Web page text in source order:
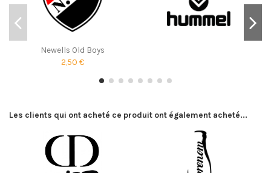
Newells Old Boys
2,50 €
Les clients qui ont acheté ce produit ont également acheté...